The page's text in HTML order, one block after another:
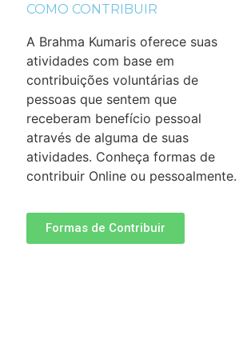
COMO CONTRIBUIR
A Brahma Kumaris oferece suas
atividades com base em
contribuições voluntárias de
pessoas que sentem que
receberam benefício pessoal
através de alguma de suas
atividades. Conheça formas de
contribuir Online ou pessoalmente.
Formas de Contribuir